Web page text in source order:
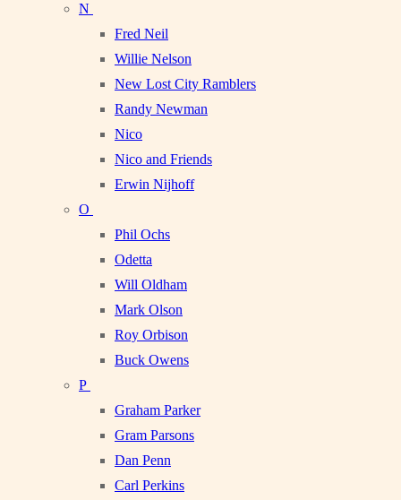
N
Fred Neil
Willie Nelson
New Lost City Ramblers
Randy Newman
Nico
Nico and Friends
Erwin Nijhoff
O
Phil Ochs
Odetta
Will Oldham
Mark Olson
Roy Orbison
Buck Owens
P
Graham Parker
Gram Parsons
Dan Penn
Carl Perkins